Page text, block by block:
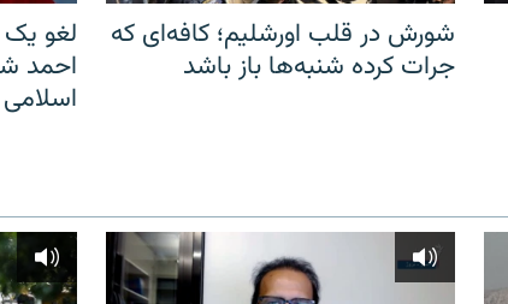
شورش در قلب اورشلیم؛ کافه‌ای که
جرات کرده شنبه‌ها باز باشد
لغو یک
احمد